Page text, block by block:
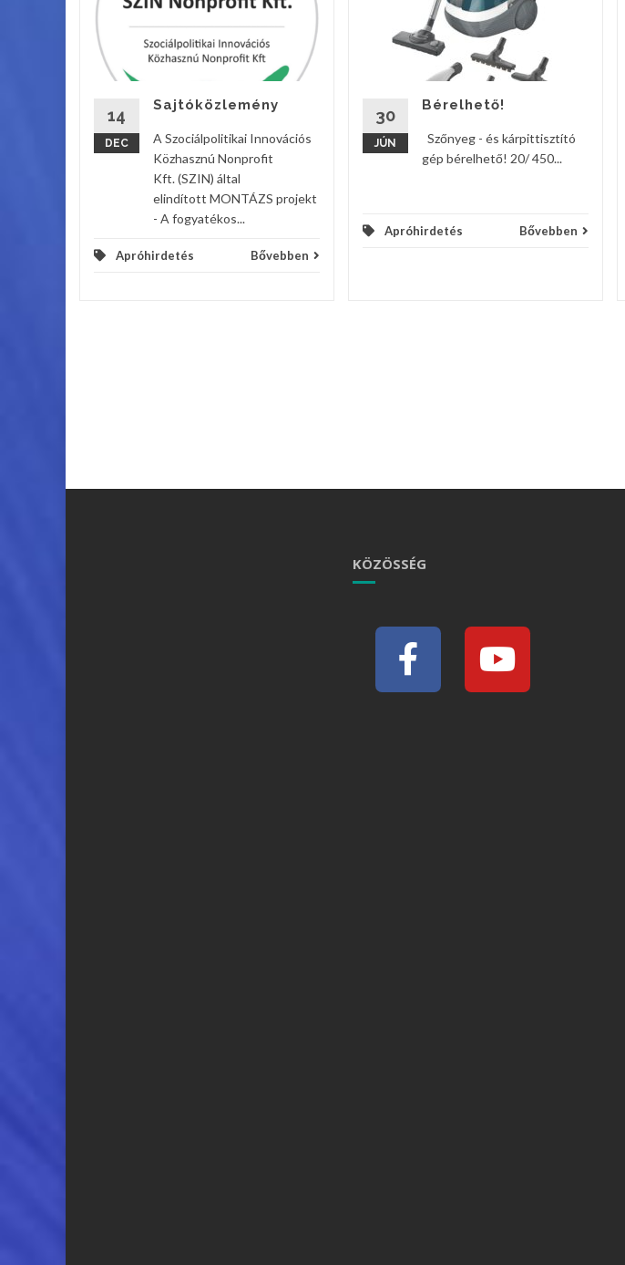
14
DEC
Sajtóközlemény
A Szociálpolitikai Innovációs
Közhasznú Nonprofit
Kft. (SZIN) által
elindított MONTÁZS projekt
- A fogyatékos...
Apróhirdetés Bővebben
30
JÚN
Bérelhető!
Szőnyeg - és kárpittisztító
gép bérelhető! 20/ 450...
Apróhirdetés Bővebben
KÖZÖSSÉG